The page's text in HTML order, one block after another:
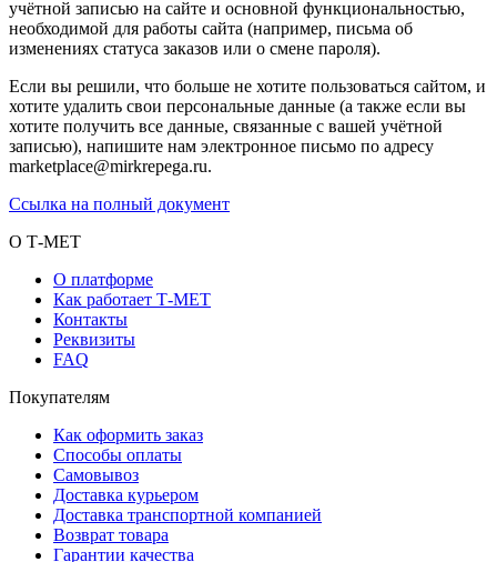
учётной записью на сайте и основной функциональностью,
необходимой для работы сайта (например, письма об
изменениях статуса заказов или о смене пароля).
Если вы решили, что больше не хотите пользоваться сайтом, и
хотите удалить свои персональные данные (а также если вы
хотите получить все данные, связанные с вашей учётной
записью), напишите нам электронное письмо по адресу
marketplace@mirkrepega.ru.
Ссылка на полный документ
О Т-МЕТ
О платформе
Как работает Т-МЕТ
Контакты
Реквизиты
FAQ
Покупателям
Как оформить заказ
Способы оплаты
Самовывоз
Доставка курьером
Доставка транспортной компанией
Возврат товара
Гарантии качества